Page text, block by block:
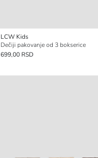
LCW Kids
Dečiji pakovanje od 3 bokserice
699,00 RSD